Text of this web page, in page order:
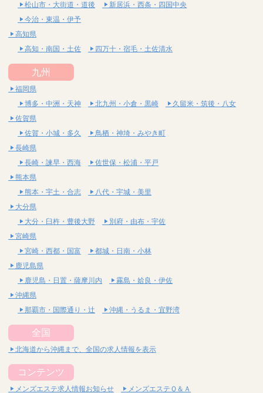
松山市・大街道・道後
新居浜・西条・四国中央
今治・東温・伊予
高知県
高知・南国・土佐
四万十・宿毛・土佐清水
九州
福岡県
博多・中洲・天神
北九州・小倉・黒崎
久留米・筑後・八女
佐賀県
佐賀・小城・多久
鳥栖・神埼・みやき町
長崎県
長崎・諫早・西海
佐世保・松浦・平戸
熊本県
熊本・宇土・合志
八代・宇城・美里
大分県
大分・臼杵・豊後大野
別府・由布・宇佐
宮崎県
宮崎・西都・国富
都城・日南・小林
鹿児島県
鹿児島・日置・薩摩川内
霧島・姶良・伊佐
沖縄県
那覇市・国際通り・辻
沖縄・うるま・宜野湾
全国
北海道から沖縄まで、全国の求人情報を表示
コンテンツ
メンズエステ求人情報お知らせ メンズエステＱ＆Ａ